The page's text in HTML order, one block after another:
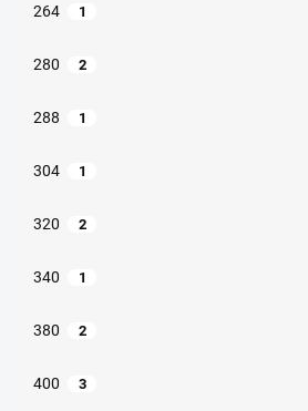
264 1
280 2
288 1
304 1
320 2
340 1
380 2
400 3